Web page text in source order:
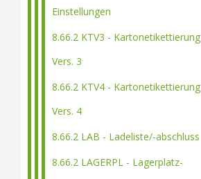
Einstellungen
8.66.2 KTV3 - Kartonetikettierung
Vers. 3
8.66.2 KTV4 - Kartonetikettierung
Vers. 4
8.66.2 LAB - Ladeliste/-abschluss
8.66.2 LAGERPL - Lagerplatz-